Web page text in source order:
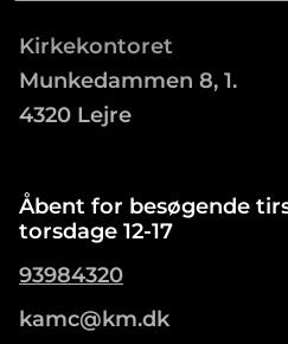
Kirkekontoret
Munkedammen 8, 1.
4320 Lejre
Åbent for besøgende
torsdage 12-17
93984320
kamc@km.dk